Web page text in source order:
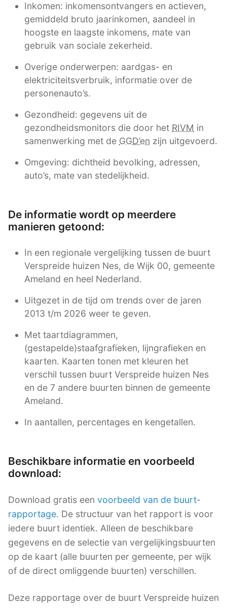
Inkomen: inkomensontvangers en actieven,
gemiddeld bruto jaarinkomen, aandeel in
hoogste en laagste inkomens, mate van
gebruik van sociale zekerheid.
Overige onderwerpen: aardgas- en
elektriciteitsverbruik, informatie over de
personenauto’s.
Gezondheid: gegevens uit de
gezondheidsmonitors die door het RIVM in
samenwerking met de GGD’en zijn uitgevoerd.
Omgeving: dichtheid bevolking, adressen,
auto’s, mate van stedelijkheid.
De informatie wordt op meerdere
manieren getoond:
In een regionale vergelijking tussen de buurt
Verspreide huizen Nes, de Wijk 00, gemeente
Ameland en heel Nederland.
Uitgezet in de tijd om trends over de jaren
2013 t/m 2026 weer te geven.
Met taartdiagrammen,
(gestapelde)staafgrafieken, lijngrafieken en
kaarten. Kaarten tonen met kleuren het
verschil tussen buurt Verspreide huizen Nes
en de 7 andere buurten binnen de gemeente
Ameland.
In aantallen, percentages en kengetallen.
Beschikbare informatie en voorbeeld
download:
Download gratis een voorbeeld van de buurt-
rapportage. De structuur van het rapport is voor
iedere buurt identiek. Alleen de beschikbare
gegevens en de selectie van vergelijkingsbuurten
op de kaart (alle buurten per gemeente, per wijk
of de direct omliggende buurten) verschillen.
Deze rapportage over de buurt Verspreide huizen